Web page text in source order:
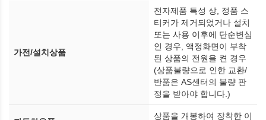
가전/설치상품
전자제품 특성 상, 정품 스
티커가 제거되었거나 설치
또는 사용 이후에 단순변심
인 경우, 액정화면이 부착
된 상품의 전원을 켠 경우
(상품불량으로 인한 교환/
반품은 AS센터의 불량 판
정을 받아야 합니다.)
상품을 개봉하여 장착한 이